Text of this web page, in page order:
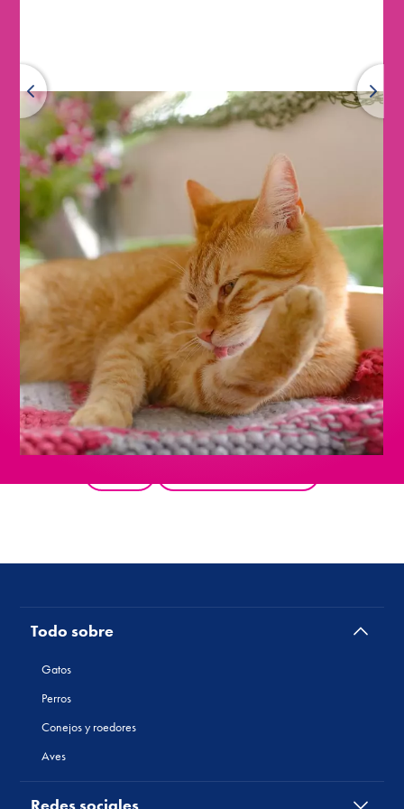
Todo sobre
Gatos
Perros
Conejos y roedores
Aves